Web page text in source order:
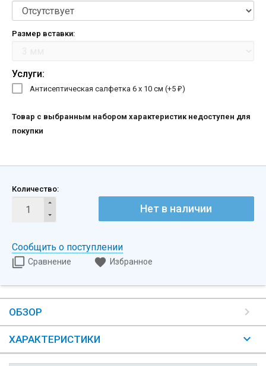
Размер вставки:
Услуги:
Антисептическая салфетка 6 х 10 см (+5 ₽)
Товар с выбранным набором характеристик недоступен для
покупки
Количество:
Нет в наличии
Сообщить о поступлении
Сравнение Избранное
ОБЗОР
ХАРАКТЕРИСТИКИ